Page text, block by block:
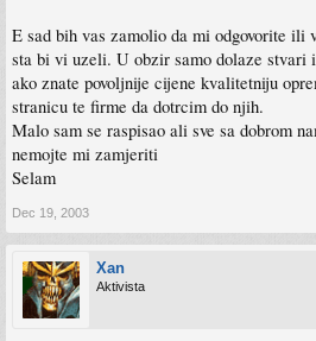
E sad bih vas zamolio da mi odgovorite ili
sta bi vi uzeli. U obzir samo dolaze stvari
ako znate povoljnije cijene kvalitetniju
stranicu te firme da dotrcim do njih.
Malo sam se raspisao ali sve sa dobrom
nemojte mi zamjeriti
Selam
Dec 19, 2003
Xan
Aktivista